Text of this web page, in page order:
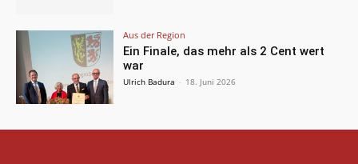
Aus der Region
Ein Finale, das mehr als 2 Cent wert
war
Ulrich Badura - 18. Juni 2026